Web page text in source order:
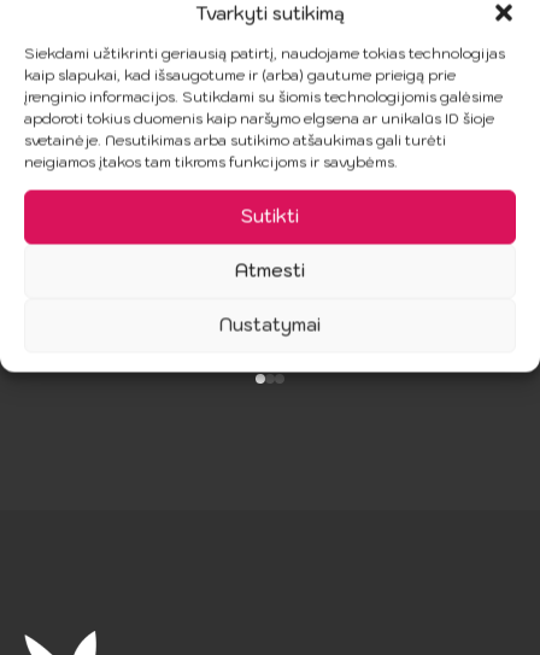
Tvarkyti sutikimą
Siekdami užtikrinti geriausią patirtį, naudojame tokias technologijas
kaip slapukai, kad išsaugotume ir (arba) gautume prieigą prie
įrenginio informacijos. Sutikdami su šiomis technologijomis galėsime
apdoroti tokius duomenis kaip naršymo elgsena ar unikalūs ID šioje
svetainėje. Nesutikimas arba sutikimo atšaukimas gali turėti
neigiamos įtakos tam tikroms funkcijoms ir savybėms.
Sutikti
Atmesti
Nustatymai
PENTHOUSE –
SWEET
RETREAT
PEIGNOIR
JUODA XL
18.99€
Original
18.99 €.
9.49€
Current
9.49 €.
SUBBLIME –
juodas nėrinių
babydoll
22.99€